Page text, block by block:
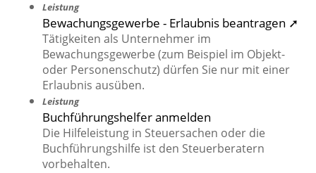
Leistung
Bewachungsgewerbe - Erlaubnis beantragen ➚
Tätigkeiten als Unternehmer im
Bewachungsgewerbe (zum Beispiel im Objekt-
oder Personenschutz) dürfen Sie nur mit einer
Erlaubnis ausüben.
Leistung
Buchführungshelfer anmelden
Die Hilfeleistung in Steuersachen oder die
Buchführungshilfe ist den Steuerberatern
vorbehalten.